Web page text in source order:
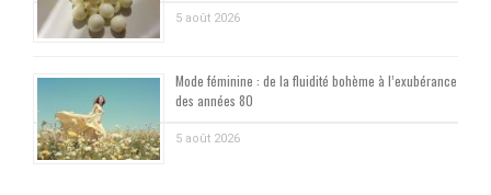
5 août 2026
Mode féminine : de la fluidité bohème à l’exubérance
des années 80
5 août 2026